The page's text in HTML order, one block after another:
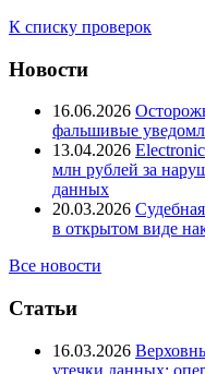
К списку проверок
Новости
16.06.2026
фальшивые
13.04.2026
млн рублей за
данных
20.03.2026
в открытом виде
Все новости
Статьи
16.03.2026
утечки данных: